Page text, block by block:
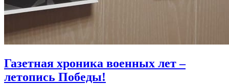
Газетная хроника военных лет –
летопись Победы!